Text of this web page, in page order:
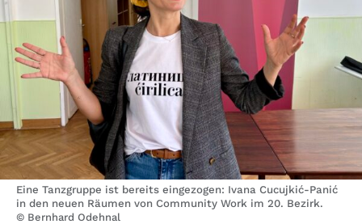
Eine Tanzgruppe ist bereits eingezogen: Ivana Cucujkić-Panić
in den neuen Räumen von Community Work im 20. Bezirk.
© Bernhard Odehnal